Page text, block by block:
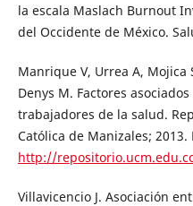
la escala Maslach Burnout
del Occidente de México.
Manrique V, Urrea A, Mojica
Denys M. Factores
trabajadores de la salud.
Católica de Manizales;
http://
Villavicencio J. Asociación